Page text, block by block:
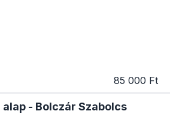
85 000 Ft
- Bolczár Szabolcs